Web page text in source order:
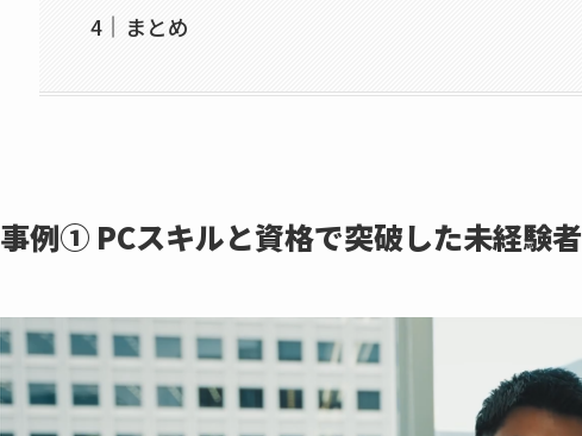
まとめ
事例① PCスキルと資格で突破した未経験者